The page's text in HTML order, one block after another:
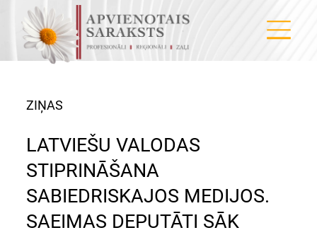
ZIŅAS
LATVIEŠU VALODAS
STIPRINĀŠANA
SABIEDRISKAJOS MEDIJOS.
SAEIMAS DEPUTĀTI SĀK